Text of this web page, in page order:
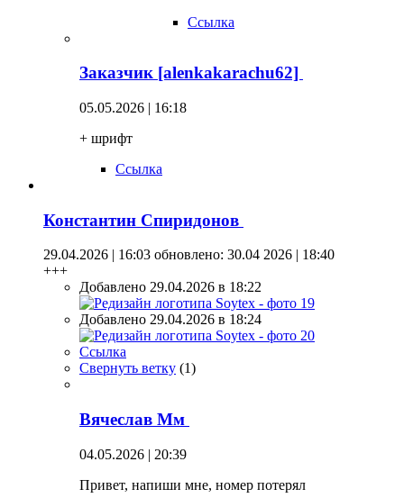
Ссылка
Заказчик [alenkakarachu62]
05.05.2026 | 16:18
+ шрифт
Ссылка
Константин Спиридонов
29.04.2026 | 16:03 обновлено: 30.04 2026 | 18:40
+++
Добавлено 29.04.2026 в 18:22
Добавлено 29.04.2026 в 18:24
Ссылка
Свернуть ветку (1)
Вячеслав Мм
04.05.2026 | 20:39
Привет, напиши мне, номер потерял